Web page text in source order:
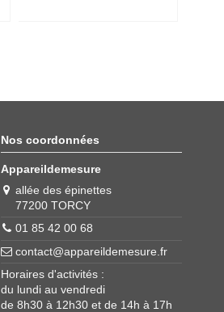
Nos coordonnées
Appareildemesure
allée des épinettes
77200 TORCY
01 85 42 00 68
contact@appareildemesure.fr
Horaires d'activités :
du lundi au vendredi
de 8h30 à 12h30 et de 14h à 17h